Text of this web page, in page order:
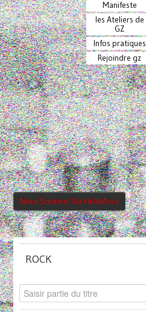
Manifeste
les Ateliers de
GZ
Infos pratiques
Rejoindre gz
Nous Soutenir Via HelloAsso
ROCK